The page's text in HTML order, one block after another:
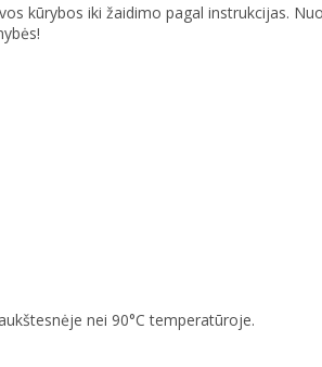
kūrybos iki žaidimo pagal instrukcijas.
nei 90°C temperatūroje.